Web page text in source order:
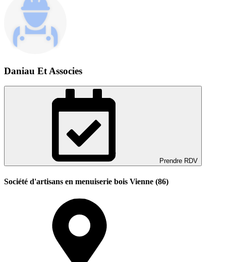
Daniau Et Associes
Prendre RDV
Société d'artisans en menuiserie bois Vienne (86)